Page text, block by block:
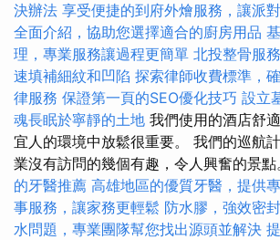
決辦法 享受便捷的到府外燴服務，讓派
全面介紹，協助您選擇適合的廚房用品
理，專業服務讓過程更簡單 北投整骨服務
速填補細紋和凹陷 探索律師收費標準，
律服務 保證第一頁的SEO優化技巧 設立
魂長眠於寧靜的土地 我們使用的酒店舒
宜人的環境中放鬆很重要。 我們的巡航
業沒有訪問的幾個有趣，令人興奮的景點
的牙醫推薦 高雄地區的優質牙醫，提供
事服務，讓家務更輕鬆 防水膠，強效密
水問題，專業團隊幫您找出源頭並解決